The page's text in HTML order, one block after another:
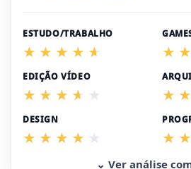
ESTUDO/TRABALHO
EDIÇÃO VÍDEO
DESIGN
⌄ Ver análise